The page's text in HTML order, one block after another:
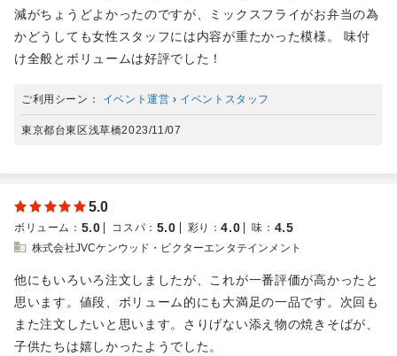
減がちょうどよかったのですが、ミックスフライがお弁当の為
かどうしても女性スタッフには内容が重たかった模様。 味付
け全般とボリュームは好評でした！
ご利用シーン： イベント運営 › イベントスタッフ
東京都台東区浅草橋2023/11/07
5.0
ボリューム ： 5.0 コスパ ： 5.0 彩り ：4.0 味 ： 4.5
株式会社JVCケンウッド・ビクターエンタテインメント
他にもいろいろ注文しましたが、これが一番評価が高かったと
思います。値段、ボリューム的にも大満足の一品です。次回も
また注文したいと思います。さりげない添え物の焼きそばが、
子供たちは嬉しかったようでした。